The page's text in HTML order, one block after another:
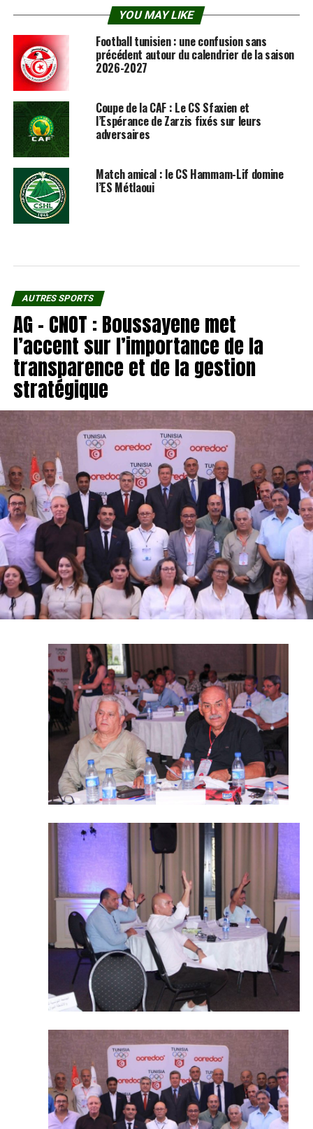
YOU MAY LIKE
Football tunisien : une confusion sans
précédent autour du calendrier de la saison
2026-2027
Coupe de la CAF : Le CS Sfaxien et
l’Espérance de Zarzis fixés sur leurs
adversaires
Match amical : le CS Hammam-Lif domine
l’ES Métlaoui
AUTRES SPORTS
AG – CNOT : Boussayene met
l’accent sur l’importance de la
transparence et de la gestion
stratégique